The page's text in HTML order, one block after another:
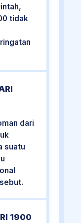
tidak
dari
suatu
1900